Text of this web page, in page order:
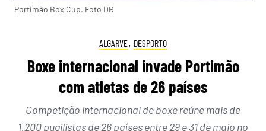
Portimão Box Cup. Foto DR
ALGARVE, DESPORTO
Boxe internacional invade Portimão
com atletas de 26 países
Competição internacional de boxe reúne mais de
1.200 pugilistas de 26 países entre 29 e 31 de maio no